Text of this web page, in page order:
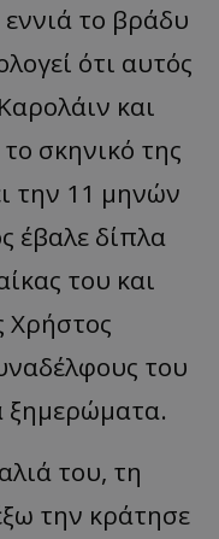
το βράδυ
ότι αυτός
και
σκηνικό της
την 11 μηνών
έβαλε δίπλα
του και
Χρήστος
του
ξημερώματα.
του, τη
την κράτησε